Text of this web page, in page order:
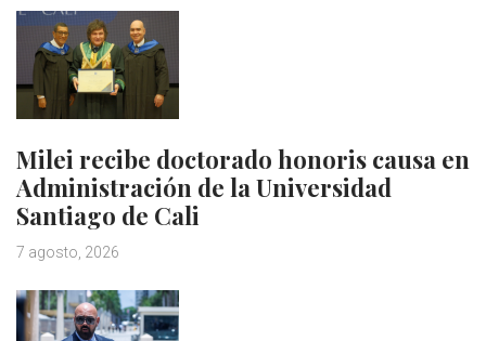
Milei recibe doctorado honoris causa en
Administración de la Universidad
Santiago de Cali
7 agosto, 2026